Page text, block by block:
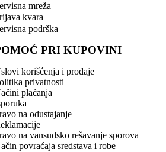
mreža
kvara
podrška
PRI KUPOVINI
korišćenja i prodaje
privatnosti
plaćanja
na odustajanje
na vansudsko rešavanje sporova
povraćaja sredstava i robe